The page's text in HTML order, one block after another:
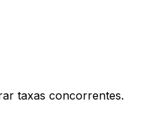
taxas concorrentes.